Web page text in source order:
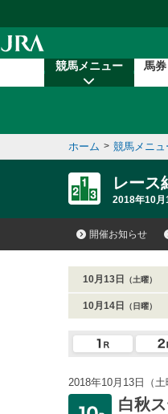
競馬メニュー 馬
ホーム > 競馬メニュ
レース
2018年10月
開催お知らせ
10月13日 （土曜）
10月14日 （日曜）
2018年10月13日（
白秋